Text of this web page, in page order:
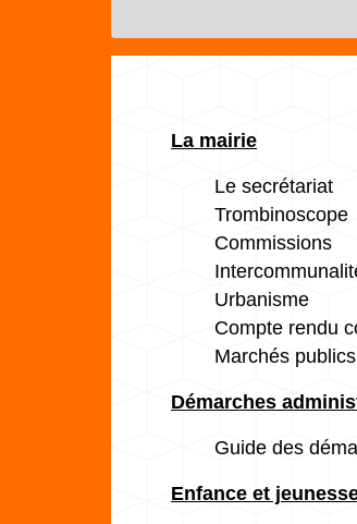
La mairie
Le secrétariat
Trombinoscope
Commissions
Urbanisme
Compte rendu
Marchés publics
Démarches
Guide des
Enfance et